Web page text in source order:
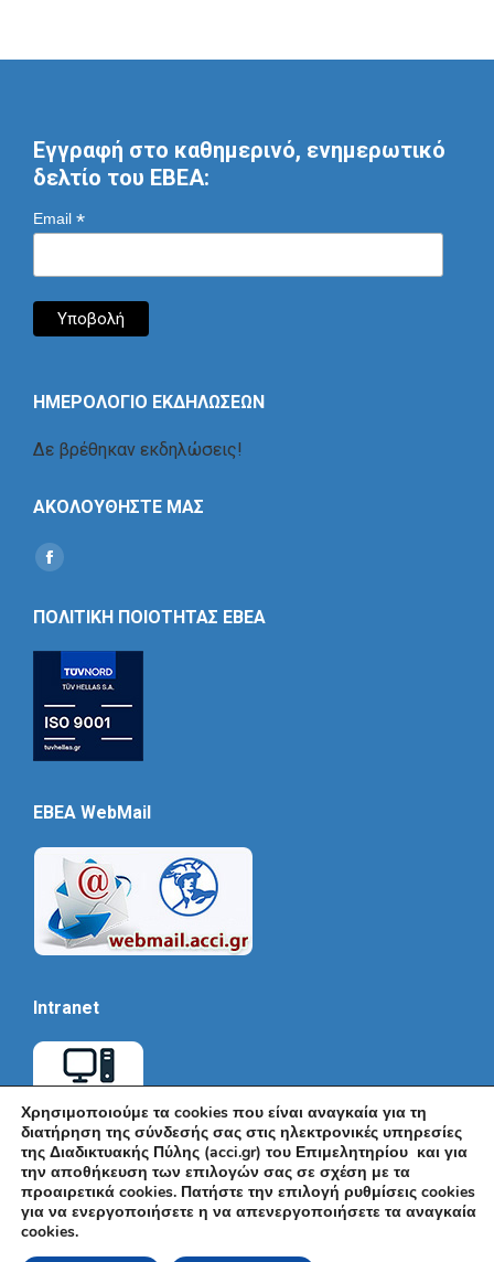
Εγγραφή στο καθημερινό, ενημερωτικό
δελτίο του ΕΒΕΑ:
Email *
ΗΜΕΡΟΛΟΓΙΟ ΕΚΔΗΛΩΣΕΩΝ
Δε βρέθηκαν εκδηλώσεις!
ΑΚΟΛΟΥΘΗΣΤΕ ΜΑΣ
Find us on:
Social
ΠΟΛΙΤΙΚΗ ΠΟΙΟΤΗΤΑΣ ΕΒΕΑ
EBEA WebMail
Intranet
© Εμπορικό και Βιομηχανικό Επιμελητήριο Αθηνών 2026 |
Ακαδημίας 7, ΤΚ: 10671, Αθήνα, Τηλ: +30 210 3604815, e-mail:
Χρησιμοποιούμε τα cookies που είναι αναγκαία για τη
διατήρηση της σύνδεσής σας στις ηλεκτρονικές υπηρεσίες
της Διαδικτυακής Πύλης (acci.gr) του Επιμελητηρίου και για
την αποθήκευση των επιλογών σας σε σχέση με τα
προαιρετικά cookies. Πατήστε την επιλογή ρυθμίσεις cookies
για να ενεργοποιήσετε η να απενεργοποιήσετε τα αναγκαία
cookies.